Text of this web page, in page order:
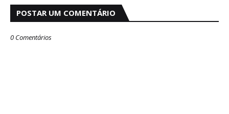
POSTAR UM COMENTÁRIO
0 Comentários